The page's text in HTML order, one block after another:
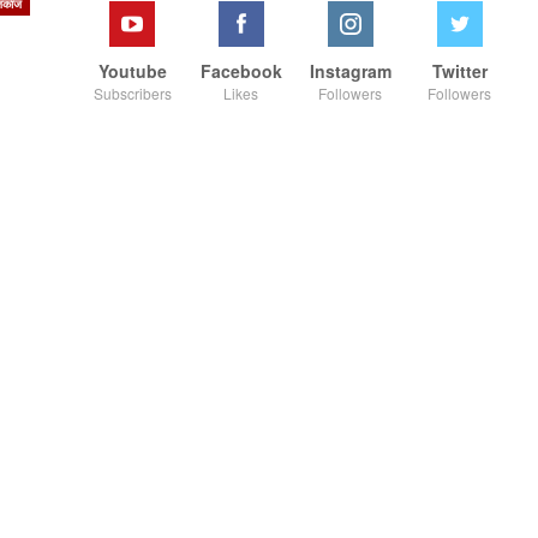
Youtube
Subscribers
Facebook
Likes
Instagram
Followers
Twitter
Followers